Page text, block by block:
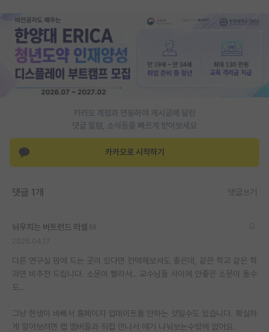
인문사회 계열 게시판
특수/전문대학원 게시판
반도체/AI 게시판
장학금/장학생 게시판
학술 정보 게시판
커리어
유학교육
재팬라운지 🌸
카카오 계정과 연동하여 게시글에 달린
댓글 알람, 소식등을 빠르게 받아보세요
카카오로 시작하기
댓글 1개 댓글쓰기
뉘우치는 버트런드 러셀
다른 연구실 맘에 드는 곳이 있다면 컨택해보셔도 좋은데, 같은 학교 같은 학
과면 비추천 드립니다. 소문이 빨라서.. 교수님들 사이에 안좋은 소문이 돌수
도..
그냥 현생이 바빠서 홈페이지 업데이트를 안하는 것일수도 있습니다. 확실하
게 알아보려면 랩 멤버들과 직접 만나서 얘기 나눠보는수밖에 없어요.